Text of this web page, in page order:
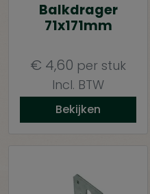
Balkdrager
71x171mm
€ 4,60 per stuk
Incl. BTW
Bekijken